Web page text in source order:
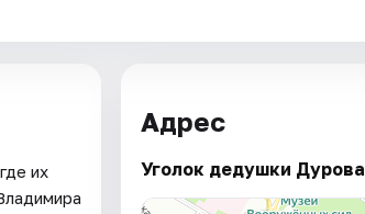
их
Адрес
Уголок дедушки Дурова